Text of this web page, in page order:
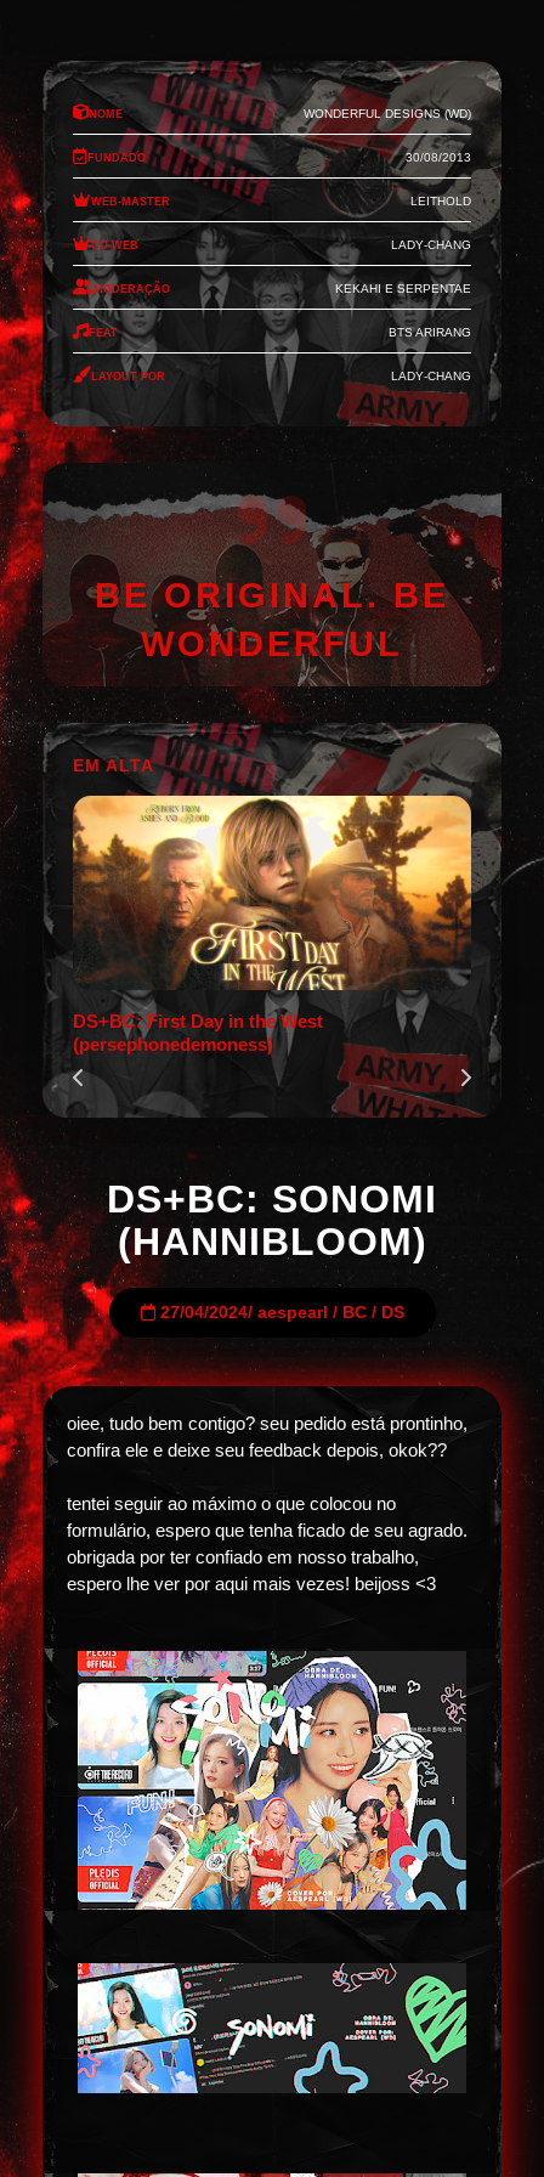
Nome Wonderful Designs (WD)
Fundado 30/08/2013
Web-Master Leithold
Co-Web Lady-Chang
Moderação Kekahi e Serpentae
Feat BTS Arirang
Layout por Lady-Chang
BE ORIGINAL. BE
WONDERFUL
EM ALTA
DS+BC: First Day in the West
(persephonedemoness)
DS+BC: SONOMI
(HANNIBLOOM)
27/04/2024/ aespearl / BC/ DS
oiee, tudo bem contigo? seu pedido está prontinho,
confira ele e deixe seu feedback depois, okok??
tentei seguir ao máximo o que colocou no
formulário, espero que tenha ficado de seu agrado.
obrigada por ter confiado em nosso trabalho,
espero lhe ver por aqui mais vezes! beijoss <3